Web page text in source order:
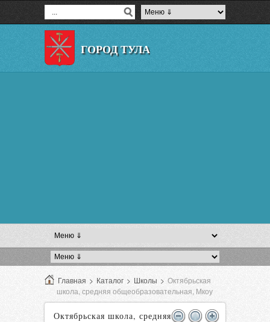
ГОРОД ТУЛА
Главная > Каталог > Школы > Октябрьская
школа, средняя общеобразовательная, Мкоу
Октябрьская школа, средняя